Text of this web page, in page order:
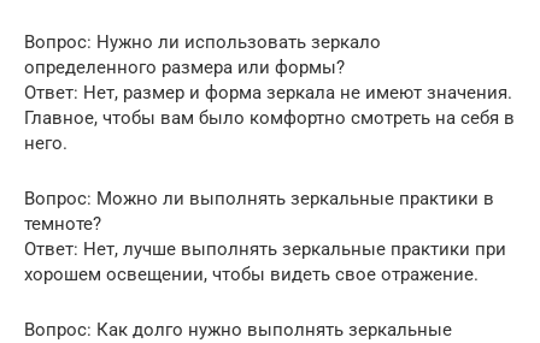
Вопрос: Нужно ли использовать зеркало
определенного размера или формы?
Ответ: Нет, размер и форма зеркала не имеют значения.
Главное, чтобы вам было комфортно смотреть на себя в
него.
Вопрос: Можно ли выполнять зеркальные практики в
темноте?
Ответ: Нет, лучше выполнять зеркальные практики при
хорошем освещении, чтобы видеть свое отражение.
Вопрос: Как долго нужно выполнять зеркальные